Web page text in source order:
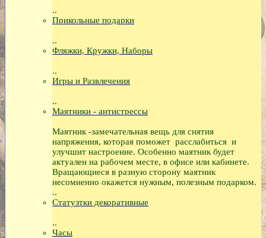
..
Прикольные подарки
..
Фляжки, Кружки, Наборы
..
Игры и Развлечения
..
Маятники - антистрессы
Маятник -замечательная вещь для снятия
напряжения, которая поможет расслабиться и
улучшит настроение. Особенно маятник будет
актуален на рабочем месте, в офисе или кабинете.
Вращающиеся в разную сторону маятник
несомненно окажется нужным, полезным подарком.
..
Статуэтки декоративные
..
Часы